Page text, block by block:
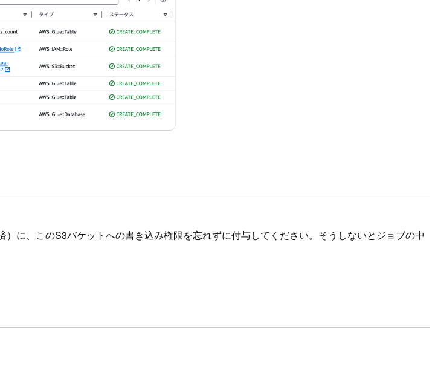
）に、このS3バケットへの書き込み権限を忘れずに付与してください。そうしないとジョブの中